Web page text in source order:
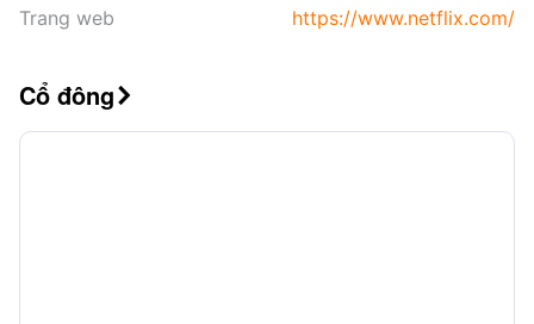
Trang web
https://www.netflix.com/
Cổ đông 